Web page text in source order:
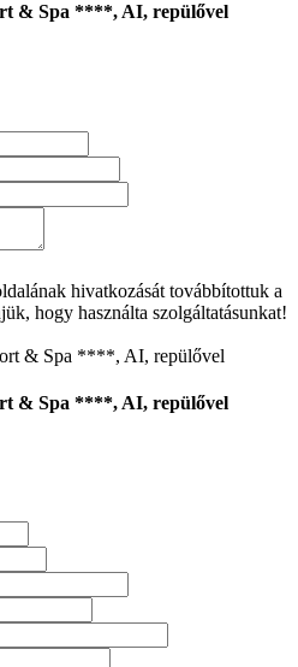
& Spa ****, AI, repülővel
hivatkozását továbbítottuk a
hogy használta szolgáltatásunkat!
& Spa ****, AI, repülővel